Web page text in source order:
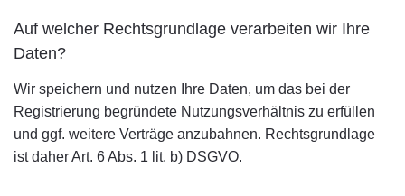
Auf welcher Rechtsgrundlage verarbeiten wir Ihre
Daten?
Wir speichern und nutzen Ihre Daten, um das bei der
Registrierung begründete Nutzungsverhältnis zu erfüllen
und ggf. weitere Verträge anzubahnen. Rechtsgrundlage
ist daher Art. 6 Abs. 1 lit. b) DSGVO.